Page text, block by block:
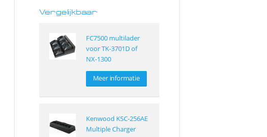
Vergelijkbaar
FC7500 multilader
voor TK-3701D of
NX-1300
Meer informatie
Kenwood KSC-256AE
Multiple Charger